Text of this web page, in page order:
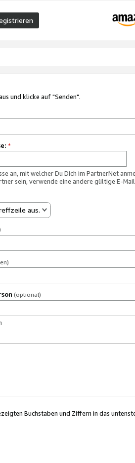
und klicke auf "Senden".
*
an, mit welcher Du Dich im PartnerNet
sein, verwende eine andere gültige E-
aus.
(optional)
Buchstaben und Ziffern in das